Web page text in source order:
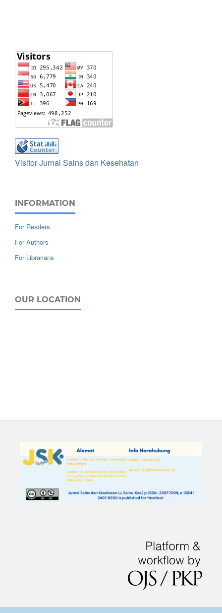
Visitor Jurnal Sains dan Kesehatan
INFORMATION
For Readers
For Authors
For Librarians
OUR LOCATION